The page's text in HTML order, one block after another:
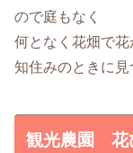
ので庭もなく
何となく花畑で
知住みのときに見
観光農園 花